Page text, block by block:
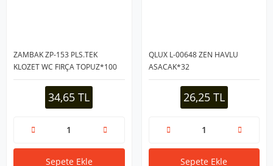
ZAMBAK ZP-153 PLS.TEK
KLOZET WC FIRÇA TOPUZ*100
34,65 TL
Sepete Ekle
QLUX L-00648 ZEN HAVLU
ASACAK*32
26,25 TL
Sepete Ekle